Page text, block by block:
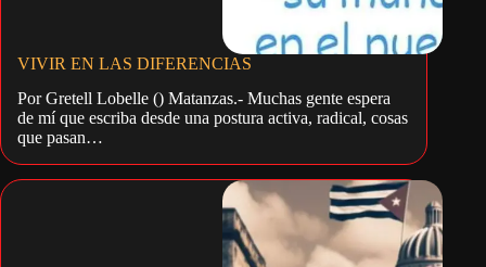
VIVIR EN LAS DIFERENCIAS
Por Gretell Lobelle () Matanzas.- Muchas gente espera
de mí que escriba desde una postura activa, radical, cosas
que pasan…